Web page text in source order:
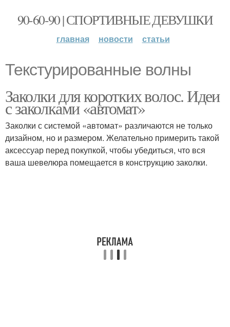
90-60-90 | СПОРТИВНЫЕ ДЕВУШКИ
главная новости статьи
Текстурированные волны
Заколки для коротких волос. Идеи
с заколками «автомат»
Заколки с системой «автомат» различаются не только
дизайном, но и размером. Желательно примерить такой
аксессуар перед покупкой, чтобы убедиться, что вся
ваша шевелюра помещается в конструкцию заколки.